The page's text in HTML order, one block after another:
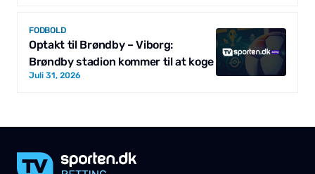
FODBOLD
Optakt til Brøndby – Viborg:
Brøndby stadion kommer til at koge
Juli 31, 2026